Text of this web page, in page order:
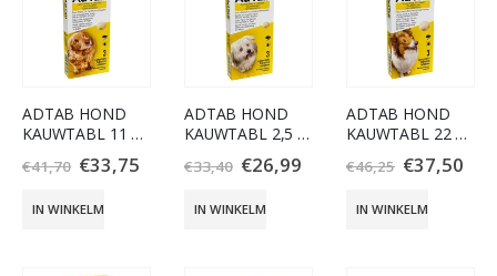
ADTAB HOND
KAUWTABL 11 –
22KG 3 TABLET
€41,70 €33,75
IN WINKELMAND
ADTAB HOND
KAUWTABL 2,5 –
5,5KG 3 TABLET
€33,40 €26,99
IN WINKELMAND
ADTAB HOND
KAUWTABL 22 –
45KG 3 TABLET
€46,25 €37,50
IN WINKELMAND